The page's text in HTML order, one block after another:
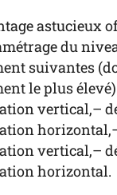
astucieux
du
suivantes
le plus
vertical,–
vertical,–
horizontal.